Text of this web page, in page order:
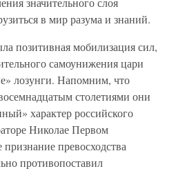
в мир разума и знаний.
позитивная мобилизация сил,
самоунижения цари
лозунги. Напомним, что
столетиями они
характер российского
Николае Первом
превосходства
противопоставил